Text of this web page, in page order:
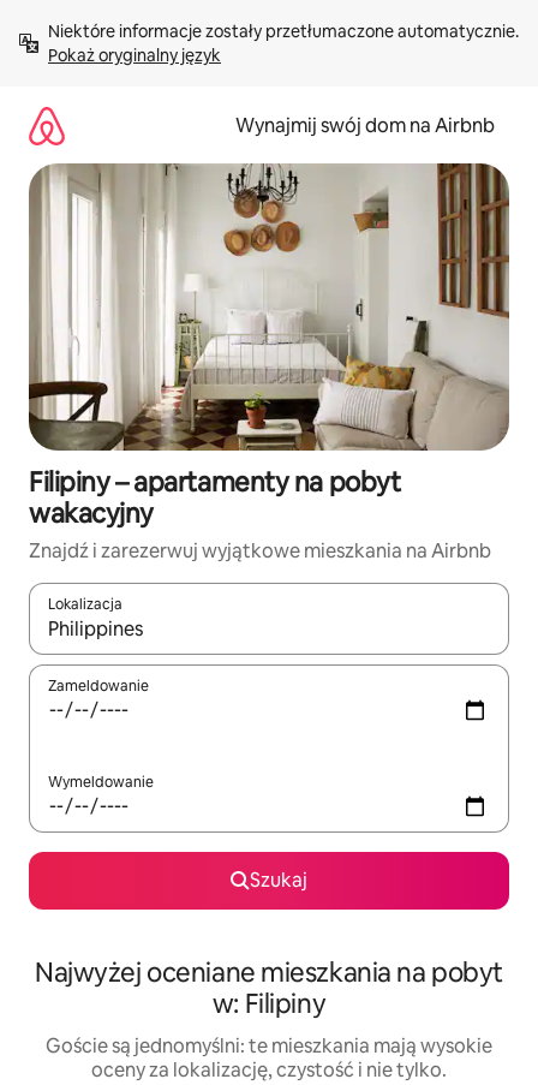
treści Pokaż oryginalny język
Wynajmij swój dom na Airbnb
Filipiny – apartamenty na pobyt
wakacyjny
Znajdź i zarezerwuj wyjątkowe mieszkania na Airbnb
Lokalizacja
Gdy wyniki będą dostępne, możesz poruszać się po nich za
Zameldowanie
Wymeldowanie
Szukaj
Najwyżej oceniane mieszkania na pobyt
w: Filipiny
Goście są jednomyślni: te mieszkania mają wysokie
oceny za lokalizację, czystość i nie tylko.